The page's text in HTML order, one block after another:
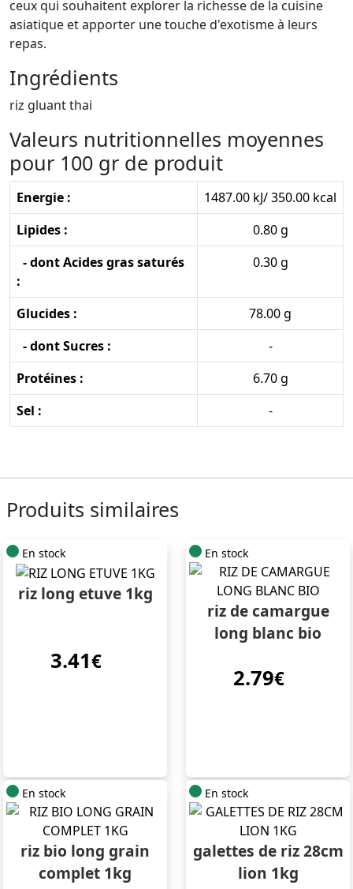
ceux qui souhaitent explorer la richesse de la cuisine
asiatique et apporter une touche d'exotisme à leurs
repas.
Ingrédients
riz gluant thai
Valeurs nutritionnelles moyennes
pour 100 gr de produit
Energie :
1487.00 kJ/ 350.00 kcal
Lipides :
0.80 g
- dont Acides gras saturés
:
0.30 g
Glucides :
78.00 g
- dont Sucres :
-
Protéines :
6.70 g
Sel :
-
Produits similaires
En stock
riz long etuve 1kg
3.41€
En stock
riz de camargue
long blanc bio
2.79€
En stock
riz bio long grain
complet 1kg
En stock
galettes de riz 28cm
lion 1kg